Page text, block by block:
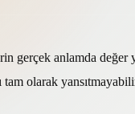
gerçek anlamda değer
tam olarak